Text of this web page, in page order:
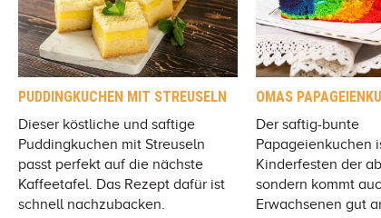
PUDDINGKUCHEN MIT STREUSELN
Dieser köstliche und saftige
Puddingkuchen mit Streuseln
passt perfekt auf die nächste
Kaffeetafel. Das Rezept dafür ist
schnell nachzubacken.
OMAS
Der saftig-bunte
Papageienkuchen
Kinderfesten der
sondern kommt
Erwachsenen gut